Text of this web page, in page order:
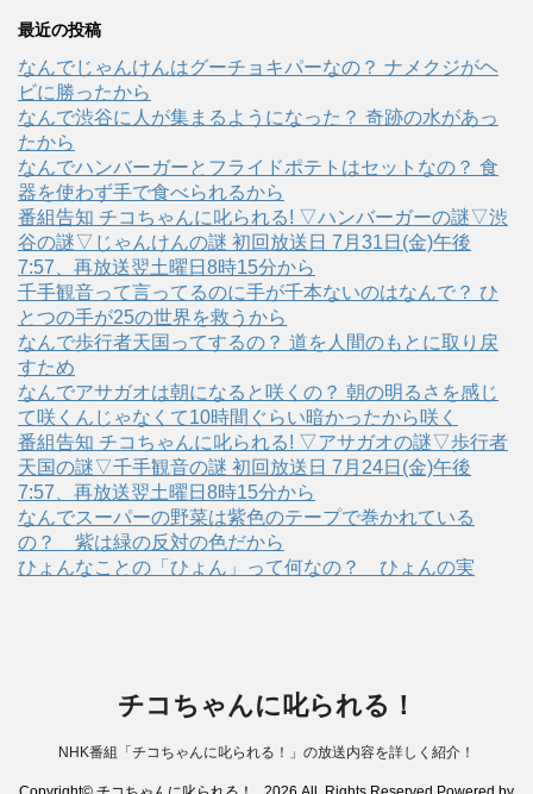
最近の投稿
なんでじゃんけんはグーチョキパーなの？ ナメクジがヘ
ビに勝ったから
なんで渋谷に人が集まるようになった？ 奇跡の水があっ
たから
なんでハンバーガーとフライドポテトはセットなの？ 食
器を使わず手で食べられるから
番組告知 チコちゃんに叱られる! ▽ハンバーガーの謎▽渋
谷の謎▽じゃんけんの謎 初回放送日 7月31日(金)午後
7:57、再放送翌土曜日8時15分から
千手観音って言ってるのに手が千本ないのはなんで？ ひ
とつの手が25の世界を救うから
なんで歩行者天国ってするの？ 道を人間のもとに取り戻
すため
なんでアサガオは朝になると咲くの？ 朝の明るさを感じ
て咲くんじゃなくて10時間ぐらい暗かったから咲く
番組告知 チコちゃんに叱られる! ▽アサガオの謎▽歩行者
天国の謎▽千手観音の謎 初回放送日 7月24日(金)午後
7:57、再放送翌土曜日8時15分から
なんでスーパーの野菜は紫色のテープで巻かれている
の？ 紫は緑の反対の色だから
ひょんなことの「ひょん」って何なの？ ひょんの実
チコちゃんに叱られる！
NHK番組「チコちゃんに叱られる！」の放送内容を詳しく紹介！